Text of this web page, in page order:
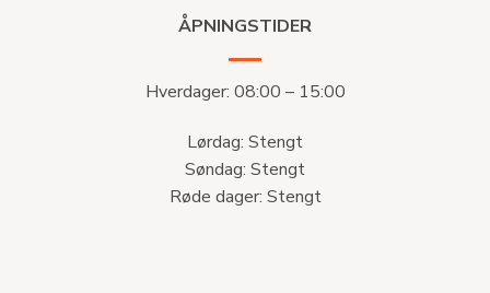
ÅPNINGSTIDER
Hverdager: 08:00 – 15:00
Lørdag: Stengt
Søndag: Stengt
Røde dager: Stengt